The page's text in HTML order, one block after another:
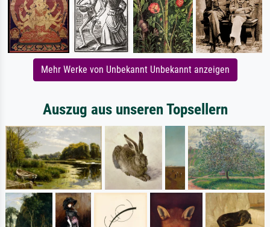
Mehr Werke von Unbekannt Unbekannt anzeigen
Auszug aus unseren Topsellern